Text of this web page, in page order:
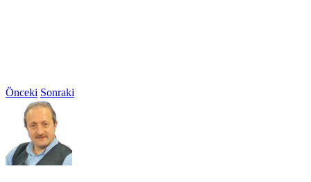
Önceki Sonraki